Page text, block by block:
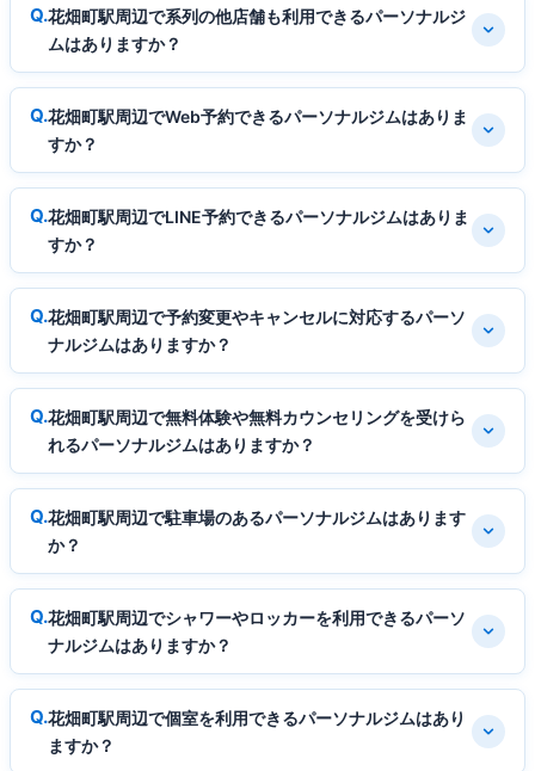
花畑町駅周辺で系列の他店舗も利用できるパーソナルジ
ムはありますか？
花畑町駅周辺でWeb予約できるパーソナルジムはありま
すか？
花畑町駅周辺でLINE予約できるパーソナルジムはありま
すか？
花畑町駅周辺で予約変更やキャンセルに対応するパーソ
ナルジムはありますか？
花畑町駅周辺で無料体験や無料カウンセリングを受けら
れるパーソナルジムはありますか？
花畑町駅周辺で駐車場のあるパーソナルジムはあります
か？
花畑町駅周辺でシャワーやロッカーを利用できるパーソ
ナルジムはありますか？
花畑町駅周辺で個室を利用できるパーソナルジムはあり
ますか？